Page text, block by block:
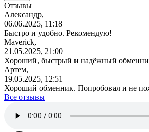
Отзывы
Александр,
06.06.2025, 11:18
Быстро и удобно. Рекомендую!
Maverick,
21.05.2025, 21:00
Хороший, быстрый и надёжный
Артем,
19.05.2025, 12:51
Хороший обменник. Попробовал и не
Все отзывы